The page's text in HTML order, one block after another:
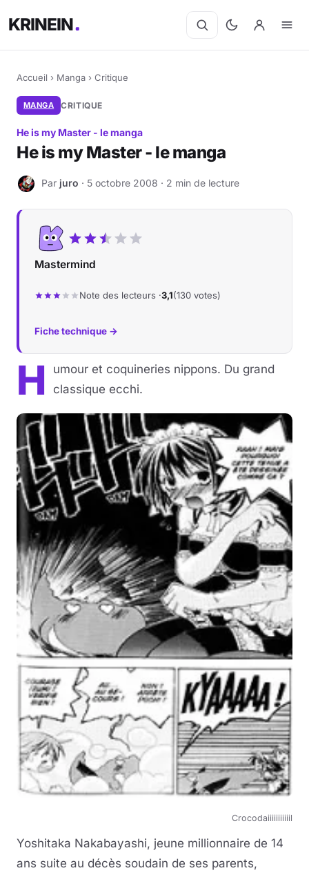
KRINEIN
Accueil › Manga › Critique
MANGA CRITIQUE
He is my Master - le manga
He is my Master - le manga
J Par juro · 5 octobre 2008 · 2 min de lecture
Mastermind
Note des lecteurs ·3,1(130 votes)
Fiche technique →
H
umour et coquineries nippons. Du grand
classique ecchi.
Crocodaiiiiiiiiiiil
Yoshitaka Nakabayashi, jeune millionnaire de 14
ans suite au décès soudain de ses parents,